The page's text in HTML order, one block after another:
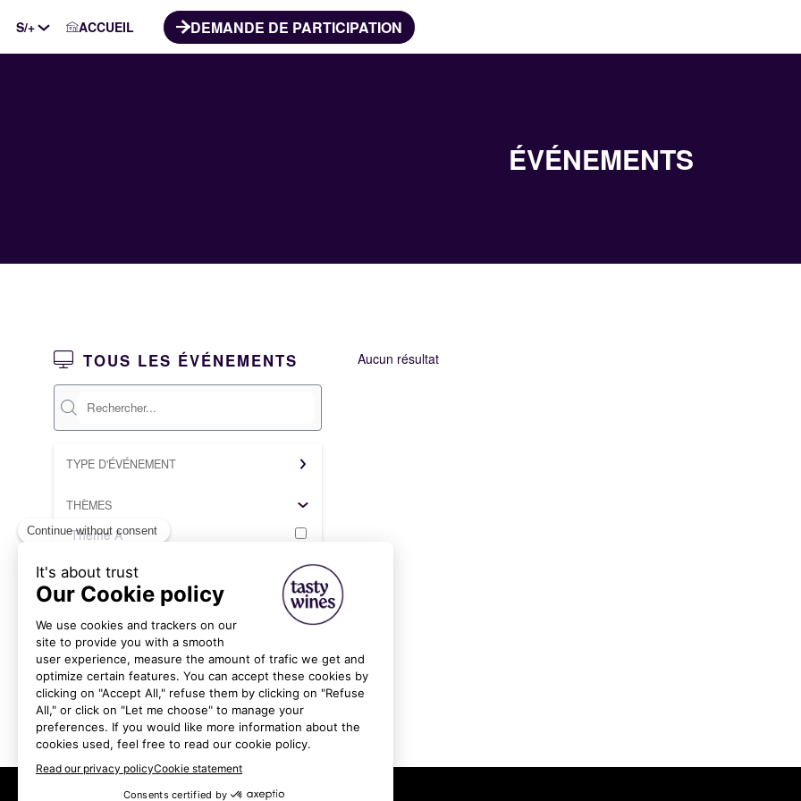
S/+ ACCUEIL DEMANDE DE PARTICIPATION
ÉVÉNEMENTS
TOUS LES ÉVÉNEMENTS
TYPE D'ÉVÉNEMENT
THÈMES
Thème A
Thème B
Effacer tous les filtres
Aucun résultat